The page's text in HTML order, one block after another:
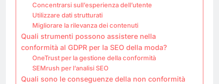
Concentrarsi sull’esperienza dell’utente
Utilizzare dati strutturati
Migliorare la rilevanza dei contenuti
Quali strumenti possono assistere nella
conformità al GDPR per la SEO della moda?
OneTrust per la gestione della conformità
SEMrush per l’analisi SEO
Quali sono le conseguenze della non conformità